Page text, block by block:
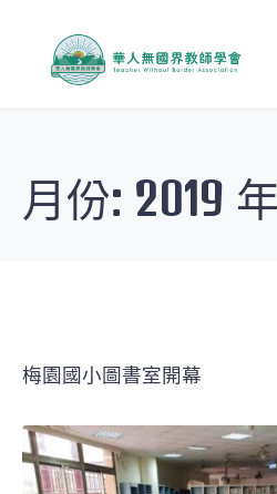
月份: 2019
梅園國小圖書室開幕